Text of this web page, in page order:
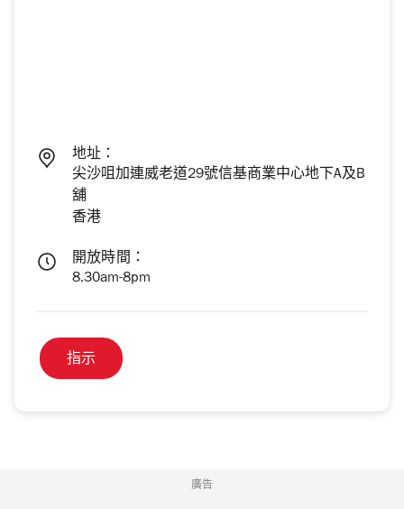
地址：
尖沙咀加連威老道29號信基商業中心地下A及B
舖
香港
開放時間：
8.30am-8pm
指示
廣告